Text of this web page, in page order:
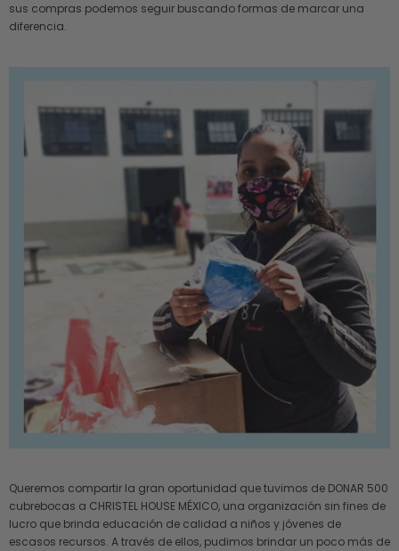
sus compras podemos seguir buscando formas de marcar una
diferencia.
Queremos compartir la gran oportunidad que tuvimos de DONAR 500
cubrebocas a CHRISTEL HOUSE MÉXICO, una organización sin fines de
lucro que brinda educación de calidad a niños y jóvenes de
escasos recursos. A través de ellos, pudimos brindar un poco más de